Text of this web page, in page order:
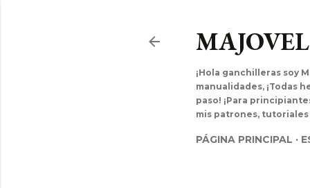
¡Hola ganchilleras soy
manualidades, ¡Todas
paso! ¡Para
mis patrones, tutoriales
PÁGINA PRINCIPAL